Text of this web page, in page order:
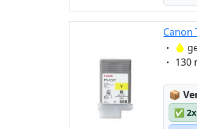
Canon
130
📦
✅